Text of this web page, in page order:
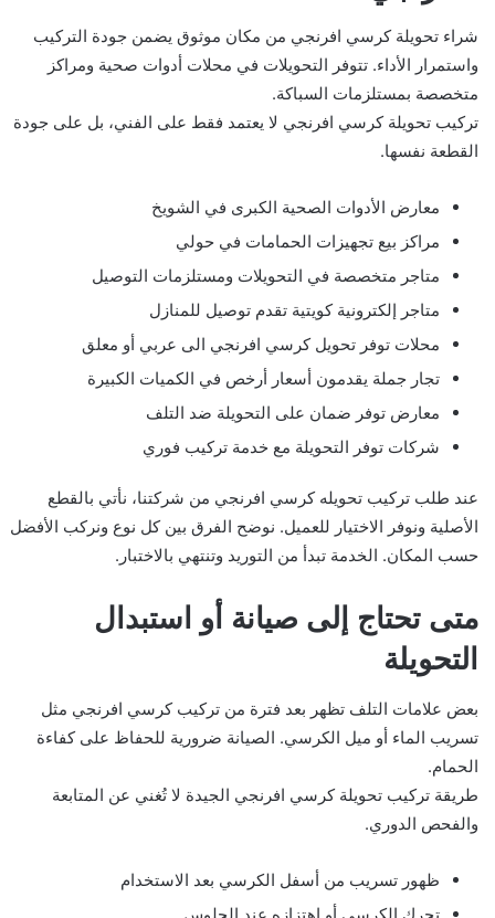
شراء تحويلة كرسي افرنجي من مكان موثوق يضمن جودة التركيب
واستمرار الأداء. تتوفر التحويلات في محلات أدوات صحية ومراكز
متخصصة بمستلزمات السباكة.
تركيب تحويلة كرسي افرنجي لا يعتمد فقط على الفني، بل على جودة
القطعة نفسها.
معارض الأدوات الصحية الكبرى في الشويخ
مراكز بيع تجهيزات الحمامات في حولي
متاجر متخصصة في التحويلات ومستلزمات التوصيل
متاجر إلكترونية كويتية تقدم توصيل للمنازل
محلات توفر تحويل كرسي افرنجي الى عربي أو معلق
تجار جملة يقدمون أسعار أرخص في الكميات الكبيرة
معارض توفر ضمان على التحويلة ضد التلف
شركات توفر التحويلة مع خدمة تركيب فوري
عند طلب تركيب تحويله كرسي افرنجي من شركتنا، نأتي بالقطع
الأصلية ونوفر الاختيار للعميل. نوضح الفرق بين كل نوع ونركب الأفضل
حسب المكان. الخدمة تبدأ من التوريد وتنتهي بالاختبار.
متى تحتاج إلى صيانة أو استبدال
التحويلة
بعض علامات التلف تظهر بعد فترة من تركيب كرسي افرنجي مثل
تسريب الماء أو ميل الكرسي. الصيانة ضرورية للحفاظ على كفاءة
الحمام.
طريقة تركيب تحويلة كرسي افرنجي الجيدة لا تُغني عن المتابعة
والفحص الدوري.
ظهور تسريب من أسفل الكرسي بعد الاستخدام